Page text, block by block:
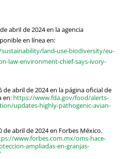
abril de 2024 en la agencia
en línea en:
land-use-biodiversity/eu-
law-environment-chief-says-ivory-
abril de 2024 en la página oficial de
en: https://www.fda.gov/food/alerts-
updates-highly-pathogenic-avian-
abril de 2024 en Forbes México.
www.forbes.com.mx/oms-hace-
ampliadas-en-granjas-